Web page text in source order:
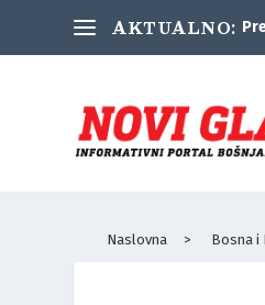
AKTUALNO:
Naslovna > Bosna i